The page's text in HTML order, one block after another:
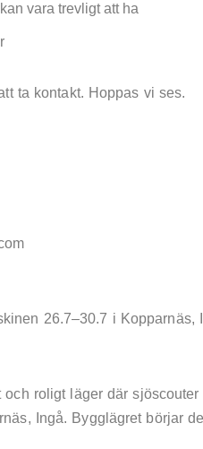
vara trevligt att ha
ta kontakt. Hoppas vi ses.
26.7–30.7 i Kopparnäs,
och roligt läger där
Ingå. Bygglägret börjar